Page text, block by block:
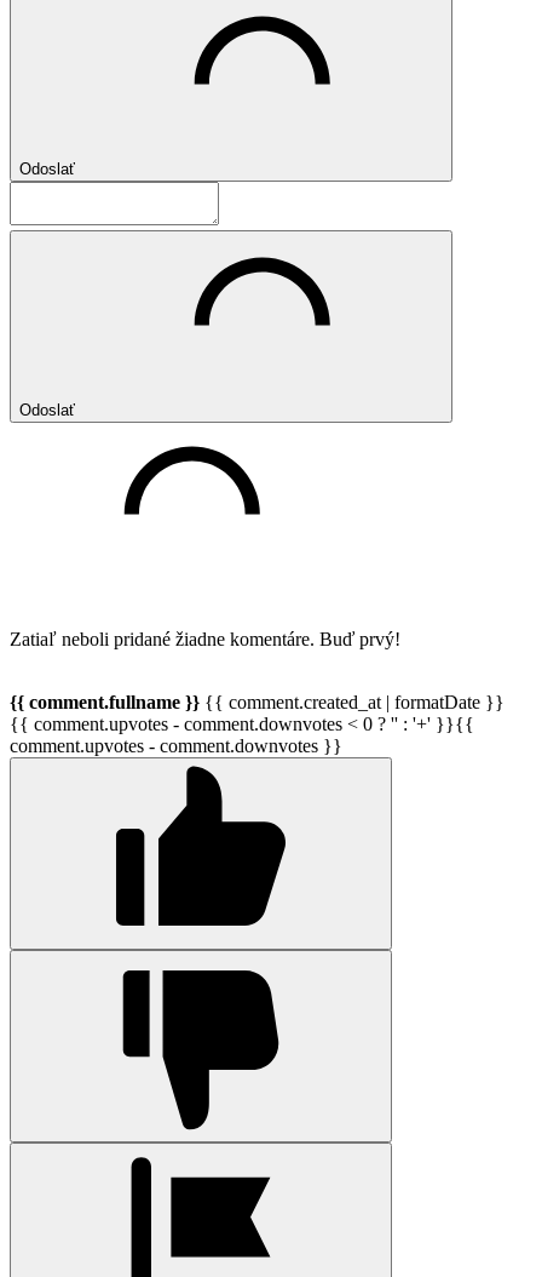
Odoslať
Odoslať
Zatiaľ neboli pridané žiadne komentáre. Buď prvý!
{{ comment.fullname }} {{ comment.created_at | formatDate }}
{{ comment.upvotes - comment.downvotes < 0 ? '' : '+' }}{{
comment.upvotes - comment.downvotes }}